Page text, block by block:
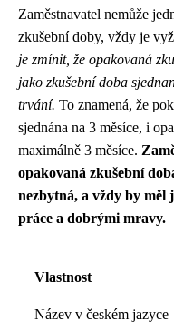
Zaměstnavatel nemůže
zkušební doby, vždy je
je zmínit, že opakovaná
jako zkušební doba
trvání. To znamená, že
sjednána na 3 měsíce, i
maximálně 3 měsíce.
opakovaná zkušební
nezbytná, a vždy by měl
práce a dobrými mravy.
Vlastnost
Název v českém jazyce